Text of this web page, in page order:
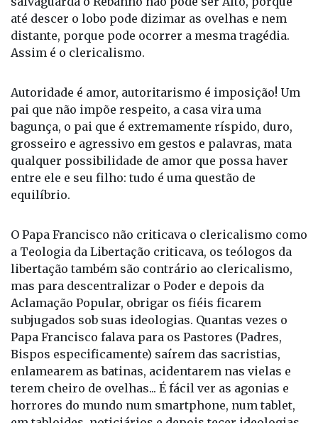
Autoridade é amor, autoritarismo é imposição! Um
pai que não impõe respeito, a casa vira uma
bagunça, o pai que é extremamente ríspido, duro,
qualquer possibilidade de amor que possa haver
entre ele e seu filho: tudo é uma questão de
equilíbrio.
O Papa Francisco não criticava o clericalismo como
a Teologia da Libertação criticava, os teólogos da
libertação também são contrário ao clericalismo,
Aclamação Popular, obrigar os fiéis ficarem
subjugados sob suas ideologias. Quantas vezes o
Papa Francisco falava para os Pastores (Padres,
Bispos especificamente) saírem das sacristias,
enlamearem as batinas, acidentarem nas vielas e
terem cheiro de ovelhas... É fácil ver as agonias e
horrores do mundo num smartphone, num tablet,
em tabloides, noticiários e depois tecer ideologias
e mais ideologias sobre como curar as chagas do
mundo, difícil é olhar nos olhos que choram, sentir
a mão calejada, ouvir a voz que corta com tanto